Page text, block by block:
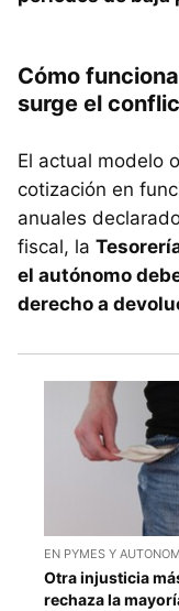
Cómo
surge el
El actual modelo
cotización en
anuales
fiscal, la
el autónomo
derecho a
EN PYMES Y
Otra injusticia
rechaza la